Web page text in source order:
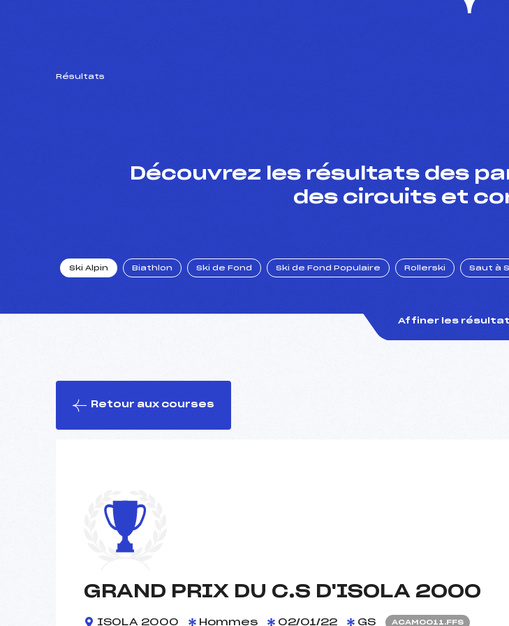
Résultats
Découvrez les résultats des
des circuits et
Ski Alpin Biathlon Ski de Fond Ski de Fond Populaire Rollerski Saut à
Affiner les
Retour aux courses
GRAND PRIX DU C.S D'ISOLA 2000
ISOLA 2000 Hommes 02/01/22 GS ACAM0011.FFS